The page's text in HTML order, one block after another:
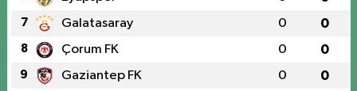
7 Galatasaray 0 0
8 Çorum FK 0 0
9 Gaziantep FK 0 0